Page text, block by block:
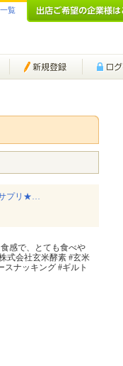
覧
サプリ★…
感で、とても食べや
式会社玄米酵素 #玄米
スナッキング #ギルト